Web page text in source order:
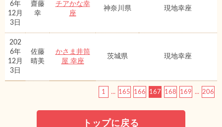
6年
12月
3日
齋藤
幸
チアかな幸
座
神奈川県 現地幸座
202
6年
12月
3日
佐藤
晴美
かさま井筒
屋 幸座
茨城県 現地幸座
1 ... 165 166 167 168 169 ... 206
トップに戻る